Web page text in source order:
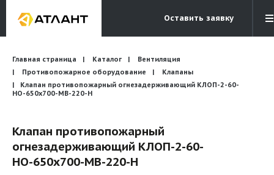
Оставить заявку
Электронная почта
info@atlantcompany.ru
Бесплатный звонок
8 (495) 532-45-07
Бренды
Каталоги
Бланки запросов
Главная страница Каталог
Вентиляция
Противопожарное оборудование
Клапаны
Клапан противопожарный огнезадерживающий КЛОП-2-60-
НО-650х700-МВ-220-Н
Клапан противопожарный
огнезадерживающий КЛОП-2-60-
НО-650х700-МВ-220-Н